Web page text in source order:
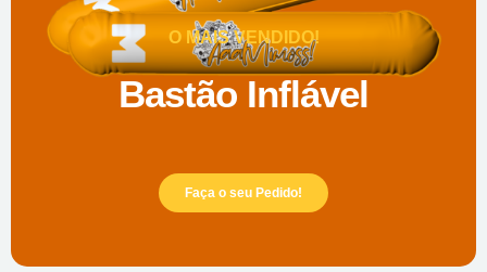
O MAIS VENDIDO!
Bastão Inflável
Faça o seu Pedido!